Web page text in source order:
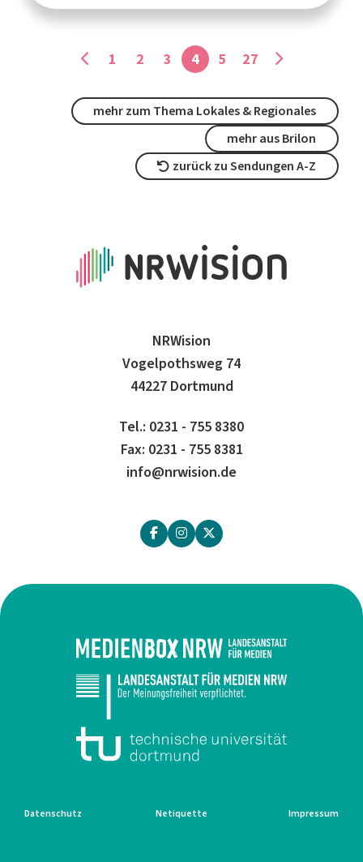
1 2 3 4 5 27
mehr zum Thema Lokales & Regionales
mehr aus Brilon
zurück zu Sendungen A-Z
NRWision
Vogelpothsweg 74
44227 Dortmund
Tel.: 0231 - 755 8380
Fax: 0231 - 755 8381
info@nrwision.de
Datenschutz Netiquette Impressum